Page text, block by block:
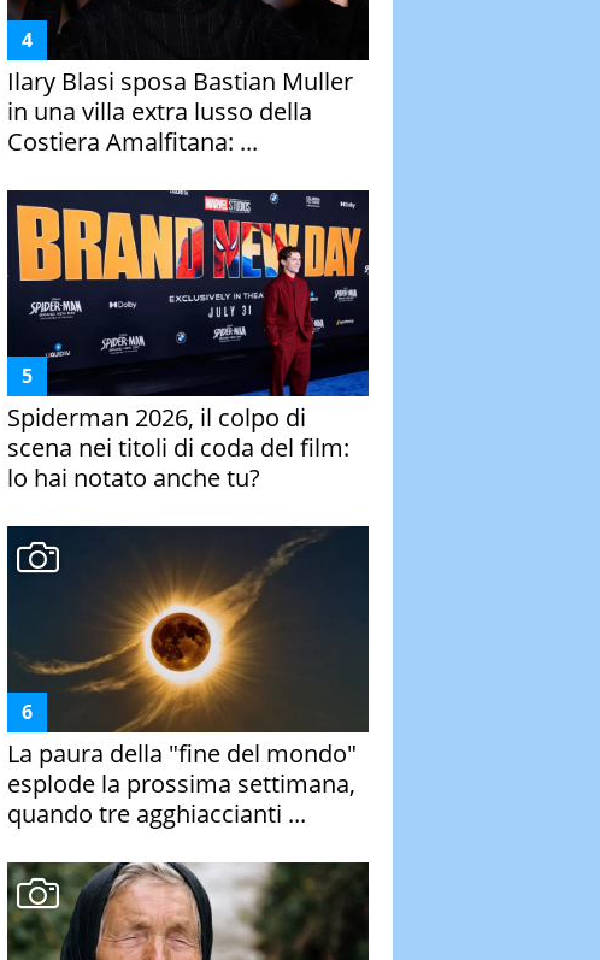
Ilary Blasi sposa Bastian Muller
in una villa extra lusso della
Costiera Amalfitana: ...
Spiderman 2026, il colpo di
scena nei titoli di coda del film:
lo hai notato anche tu?
La paura della "fine del mondo"
esplode la prossima settimana,
quando tre agghiaccianti ...